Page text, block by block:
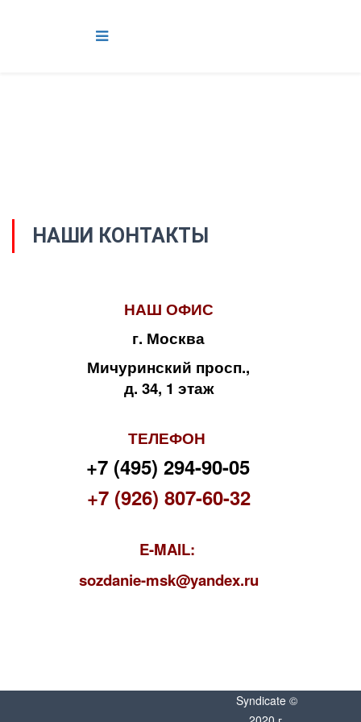
НАШИ КОНТАКТЫ
НАШ ОФИС
г. Москва
Мичуринский просп.,
д. 34, 1 этаж
ТЕЛЕФОН
+7 (495) 294-90-05
+7 (926) 807-60-32
E-MAIL:
sozdanie-msk@yandex.ru
Syndicate ©